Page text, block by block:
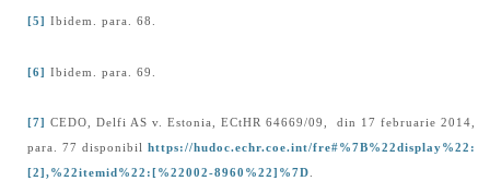
[5] Ibidem. para. 68.
[6] Ibidem. para. 69.
[7] CEDO, Delfi AS v. Estonia, ECtHR 64669/09, din 17 februarie 2014,
para. 77 disponibil https://hudoc.echr.coe.int/fre#%7B%22display%22:
[2],%22itemid%22:[%22002-8960%22]%7D.